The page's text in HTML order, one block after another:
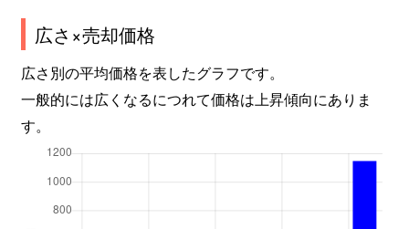
広さ×売却価格
広さ別の平均価格を表したグラフです。
一般的には広くなるにつれて価格は上昇傾向にありま
す。